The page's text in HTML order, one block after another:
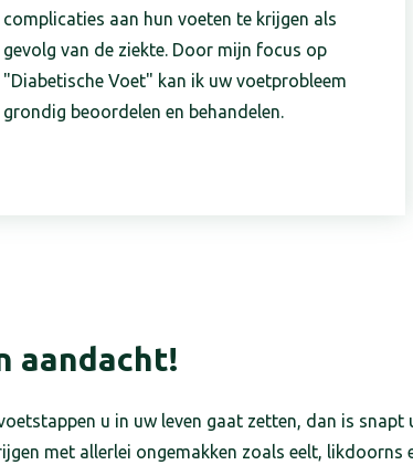
complicaties aan hun voeten te krijgen als
gevolg van de ziekte. Door mijn focus op
"Diabetische Voet" kan ik uw voetprobleem
grondig beoordelen en behandelen.
aandacht!
u in uw leven gaat zetten, dan is
met allerlei ongemakken zoals eelt, likdoorns